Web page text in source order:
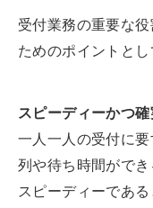
受付業務の重要な
ためのポイントとし
スピーディーかつ
一人一人の受付に
列や待ち時間ができ
スピーディーであ